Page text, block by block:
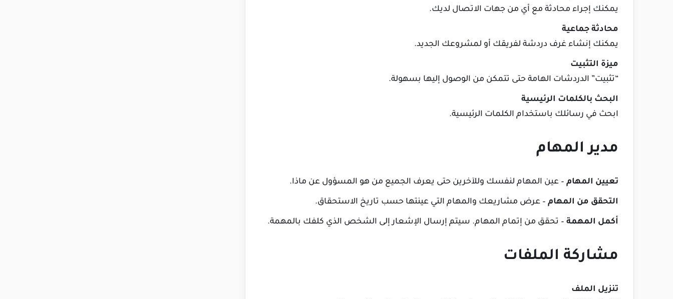
يمكنك إجراء محادثة مع أي من جهات الاتصال لديك.
محادثة جماعية
يمكنك إنشاء غرف دردشة لفريقك أو لمشروعك الجديد.
ميزة التثبيت
“تثبيت” الدردشات الهامة حتى تتمكن من الوصول إليها بسهولة.
البحث بالكلمات الرئيسية
ابحث في رسائلك باستخدام الكلمات الرئيسية.
مدير المهام
تعيين المهام – عين المهام لنفسك وللآخرين حتى يعرف الجميع من هو المسؤول عن ماذا.
التحقق من المهام – عرض مشاريعك والمهام التي عينتها حسب تاريخ الاستحقاق.
أكمل المهمة – تحقق من إتمام المهام. سيتم إرسال الإشعار إلى الشخص الذي كلفك بالمهمة.
مشاركة الملفات
تنزيل الملف